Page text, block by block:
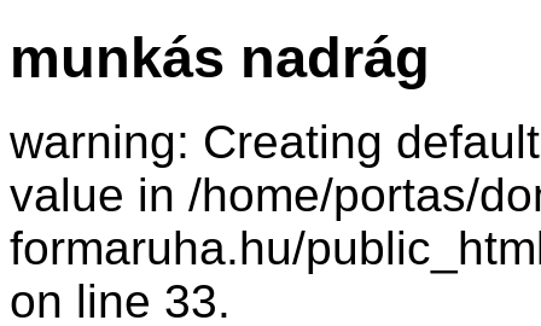
munkás nadrág
warning: Creating
value in /home/portas/
formaruha.hu/
on line 33.